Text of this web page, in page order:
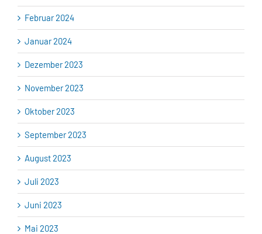
Februar 2024
Januar 2024
Dezember 2023
November 2023
Oktober 2023
September 2023
August 2023
Juli 2023
Juni 2023
Mai 2023